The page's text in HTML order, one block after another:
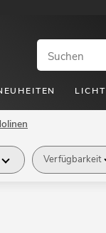
LICHT
Verfügbarkeit